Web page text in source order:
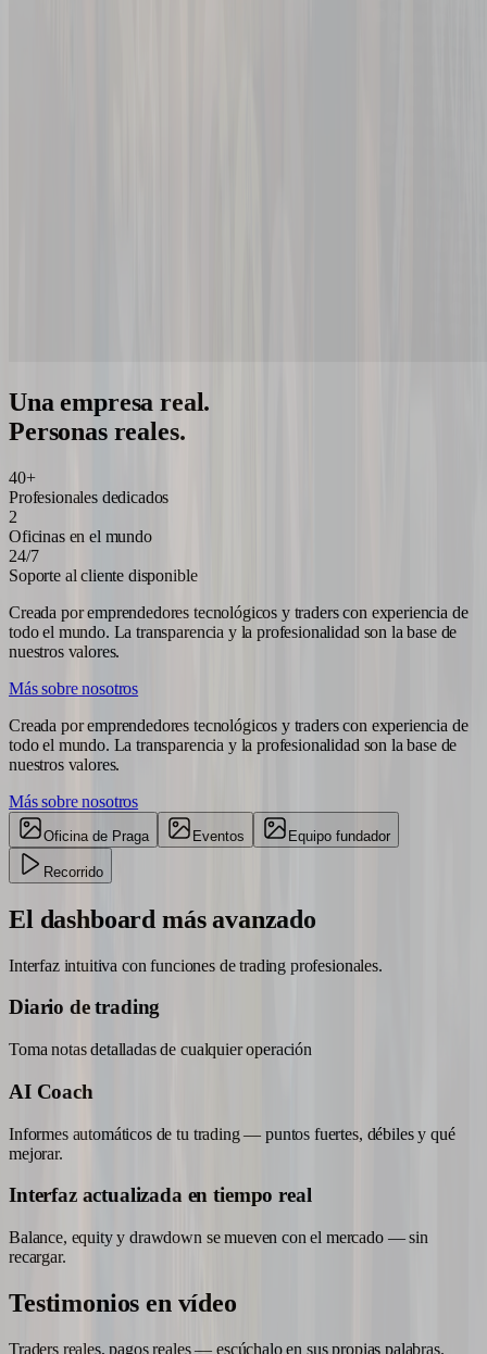
Una empresa real.
Personas reales.
40+
Profesionales dedicados
2
Oficinas en el mundo
24/7
Soporte al cliente disponible
Creada por emprendedores tecnológicos y traders con experiencia de
todo el mundo. La transparencia y la profesionalidad son la base de
nuestros valores.
Más sobre nosotros
Creada por emprendedores tecnológicos y traders con experiencia de
todo el mundo. La transparencia y la profesionalidad son la base de
nuestros valores.
Más sobre nosotros
Oficina de Praga Eventos Equipo fundador
Recorrido
El dashboard más avanzado
Interfaz intuitiva con funciones de trading profesionales.
Diario de trading
Toma notas detalladas de cualquier operación
AI Coach
Informes automáticos de tu trading — puntos fuertes, débiles y qué
mejorar.
Interfaz actualizada en tiempo real
Balance, equity y drawdown se mueven con el mercado — sin
recargar.
Testimonios en vídeo
Traders reales, pagos reales — escúchalo en sus propias palabras.